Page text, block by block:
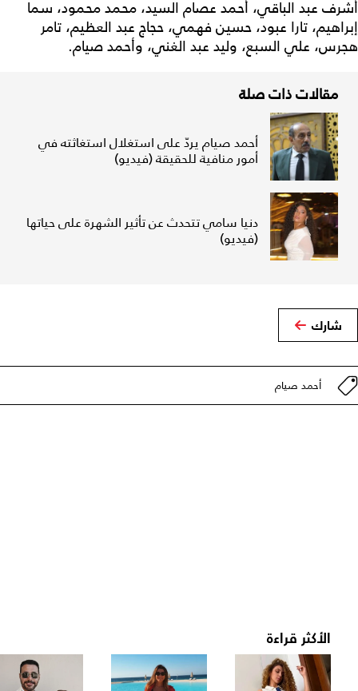
أشرف عبد الباقي، أحمد عصام السيد، محمد محمود، سما
إبراهيم، تارا عبود، حسين فهمي، حجاج عبد العظيم، تامر
هجرس، علي السبع، وليد عبد الغني، وأحمد صيام.
مقالات ذات صلة
أحمد صيام يردّ على استغلال استغاثته في
أمور منافية للحقيقة (فيديو)
دنيا سامي تتحدث عن تأثير الشهرة على حياتها
(فيديو)
شارك
أحمد صيام
الأكثر قراءة